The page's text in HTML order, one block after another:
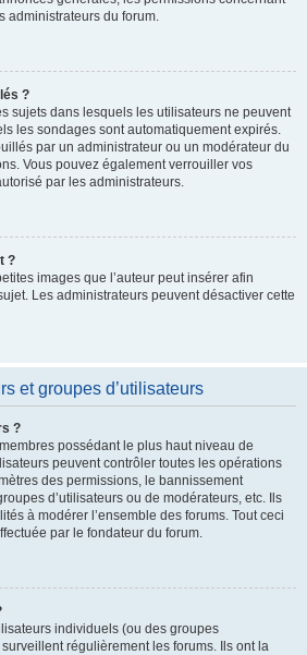
administrateurs du forum.
?
sujets dans lesquels les utilisateurs ne peuvent
les sondages sont automatiquement expirés.
par un administrateur ou un modérateur du
Vous pouvez également verrouiller vos
par les administrateurs.
?
images que l’auteur peut insérer afin
Les administrateurs peuvent désactiver cette
et groupes d’utilisateurs
?
possédant le plus haut niveau de
peuvent contrôler toutes les opérations
des permissions, le bannissement
d’utilisateurs ou de modérateurs, etc. Ils
à modérer l’ensemble des forums. Tout ceci
par le fondateur du forum.
individuels (ou des groupes
régulièrement les forums. Ils ont la